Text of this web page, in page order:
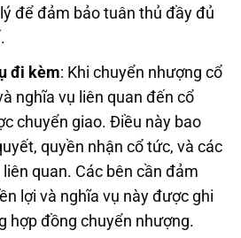
để đảm bảo tuân thủ đầy đủ
đi kèm: Khi chuyển nhượng cổ
nghĩa vụ liên quan đến cổ
chuyển giao. Điều này bao
quyền nhận cổ tức, và các
quan. Các bên cần đảm
lợi và nghĩa vụ này được ghi
hợp đồng chuyển nhượng.